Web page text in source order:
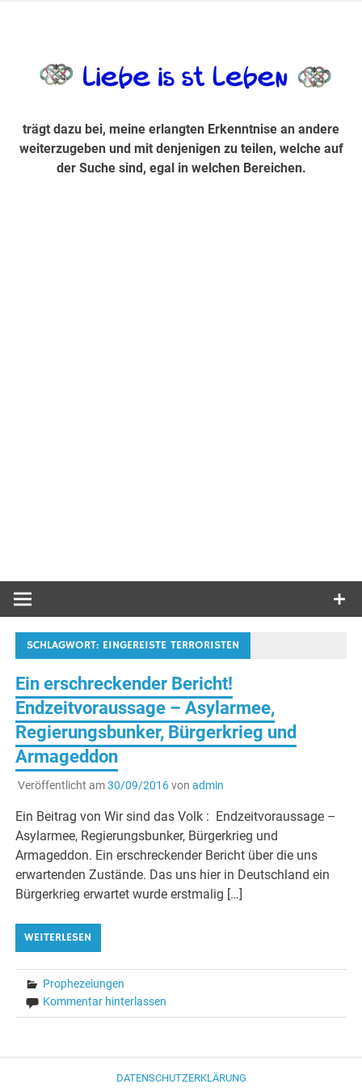
Suche sind, egal in welchen Bereichen.
trägt dazu bei, meine erlangten Erkenntnise an andere
weiterzugeben und mit denjenigen zu teilen, welche auf
der Suche sind, egal in welchen Bereichen.
SCHLAGWORT: EINGEREISTE TERRORISTEN
Ein erschreckender Bericht!
Endzeitvoraussage – Asylarmee,
Regierungsbunker, Bürgerkrieg und
Armageddon
Veröffentlicht am30/09/2016von admin
Ein Beitrag von Wir sind das Volk : Endzeitvoraussage –
Asylarmee, Regierungsbunker, Bürgerkrieg und
Armageddon. Ein erschreckender Bericht über die uns
erwartenden Zustände. Das uns hier in Deutschland ein
Bürgerkrieg erwartet wurde erstmalig […]
WEITERLESEN
Prophezeiungen
Kommentar hinterlassen
DATENSCHUTZERKLÄRUNG